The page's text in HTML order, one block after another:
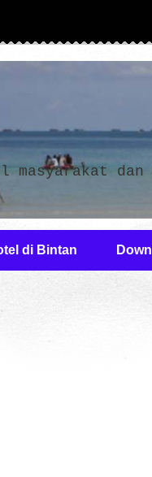
dan
di Bintan